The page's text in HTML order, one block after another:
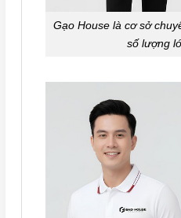
Gạo House là cơ sở
số lượng